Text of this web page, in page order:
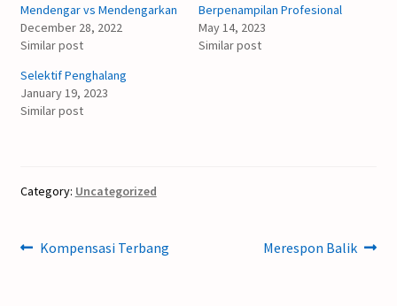
Mendengar vs Mendengarkan
December 28, 2022
Similar post
Berpenampilan Profesional
May 14, 2023
Similar post
Selektif Penghalang
January 19, 2023
Similar post
Category: Uncategorized
Post
Previous
Kompensasi Terbang
Next
Merespon Balik